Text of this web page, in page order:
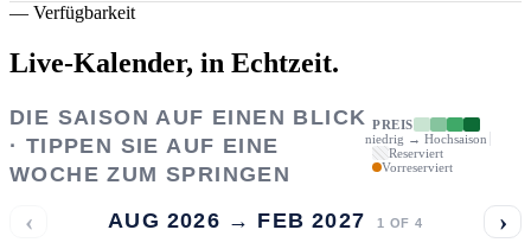
— Verfügbarkeit
Live-Kalender, in Echtzeit.
DIE SAISON AUF EINEN BLICK
· TIPPEN SIE AUF EINE
WOCHE ZUM SPRINGEN
PREIS
niedrig → Hochsaison
Reserviert
Vorreserviert
‹ AUG 2026 → FEB 2027 1 OF 4 ›